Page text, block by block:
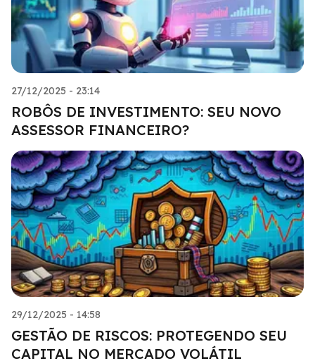
27/12/2025 - 23:14
ROBÔS DE INVESTIMENTO: SEU NOVO
ASSESSOR FINANCEIRO?
29/12/2025 - 14:58
GESTÃO DE RISCOS: PROTEGENDO SEU
CAPITAL NO MERCADO VOLÁTIL